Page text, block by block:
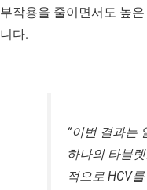
부작용을 줄이면서도 높
니다.
“이번 결과는
하나의 타블
적으로 HCV